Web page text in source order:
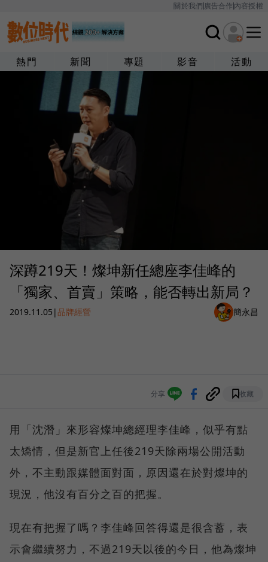
關於我們廣告合作內容授權
熱門 新聞 專題 影音 活動
深蹲219天！燦坤新任總座李佳峰的
「獨家、首賣」策略，能否轉出新局？
2019.11.05 | 品牌經營 簡永昌
分享 收藏
用「沈潛」來形容燦坤總經理李佳峰，似乎有點
太矯情，但是新官上任後219天除兩場公開活動
外，不主動跟媒體面對面，原因還在於對燦坤的
現況，他沒有百分之百的把握。
現在有把握了嗎？李佳峰回答得還是很含蓄，表
示會繼續努力，不過219天以後的今日，他為燦坤